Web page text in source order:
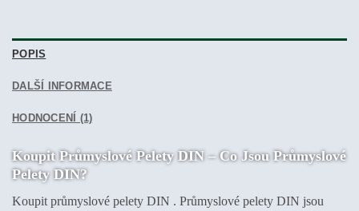
POPIS
DALŠÍ INFORMACE
HODNOCENÍ (1)
Koupit Průmyslové Pelety DIN – Co Jsou Průmyslové
Pelety DIN?
Koupit průmyslové pelety DIN . Průmyslové pelety DIN jsou